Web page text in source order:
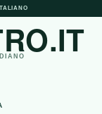
ITALIANO